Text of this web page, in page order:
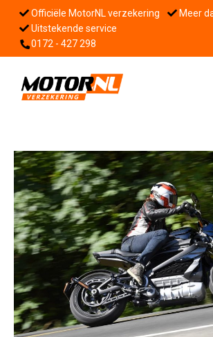
Officiële MotorNL verzekering
Meer
Uitstekende service
0172 - 427 298